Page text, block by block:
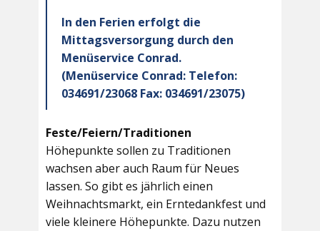
In den Ferien erfolgt die
Mittagsversorgung durch den
Menüservice Conrad.
(Menüservice Conrad: Telefon:
034691/23068 Fax: 034691/23075)
Feste/Feiern/Traditionen
Höhepunkte sollen zu Traditionen
wachsen aber auch Raum für Neues
lassen. So gibt es jährlich einen
Weihnachtsmarkt, ein Erntedankfest und
viele kleinere Höhepunkte. Dazu nutzen